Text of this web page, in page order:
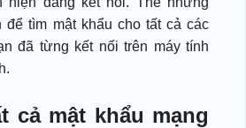
để tìm mật khẩu cho tất cả các
đã từng kết nối trên máy tính
cả mật khẩu mạng